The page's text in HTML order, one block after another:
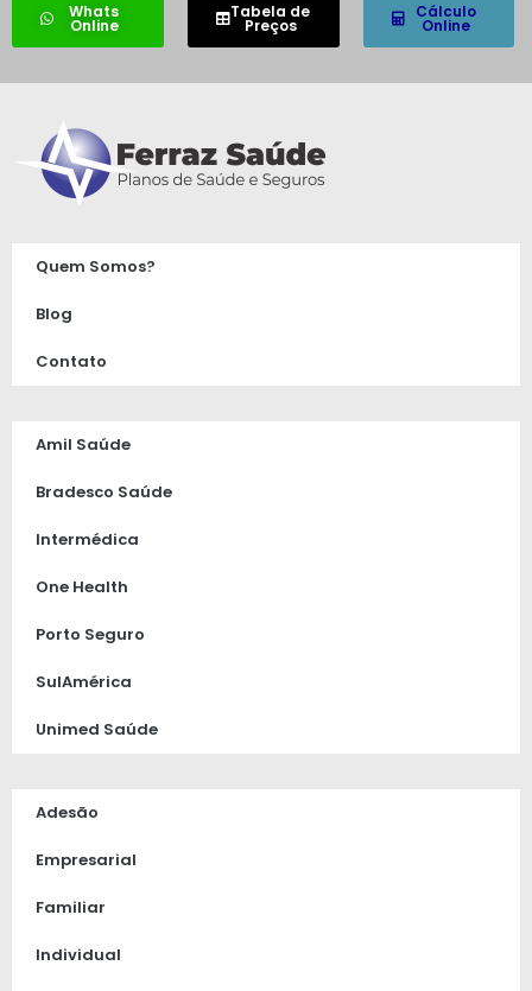
Whats
Online
Tabela de
Preços
Cálculo
Online
Quem Somos?
Blog
Contato
Amil Saúde
Bradesco Saúde
Intermédica
One Health
Porto Seguro
SulAmérica
Unimed Saúde
Adesão
Empresarial
Familiar
Individual